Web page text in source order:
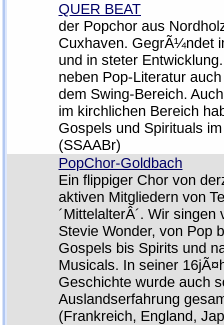
QUER BEAT
der Popchor aus
Cuxhaven. GegrÃ¼ndet
und in steter
neben Pop-Literatur
dem Swing-Bereich.
im kirchlichen Bereich
Gospels und Spirituals
(SSAABr)
PopChor-Goldbach
Ein flippiger Chor von
aktiven Mitgliedern von
´MittelalterÂ´. Wir singen
Stevie Wonder, von Pop
Gospels bis Spirits und
Musicals. In seiner
Geschichte wurde auch
Auslandserfahrung
(Frankreich, England,